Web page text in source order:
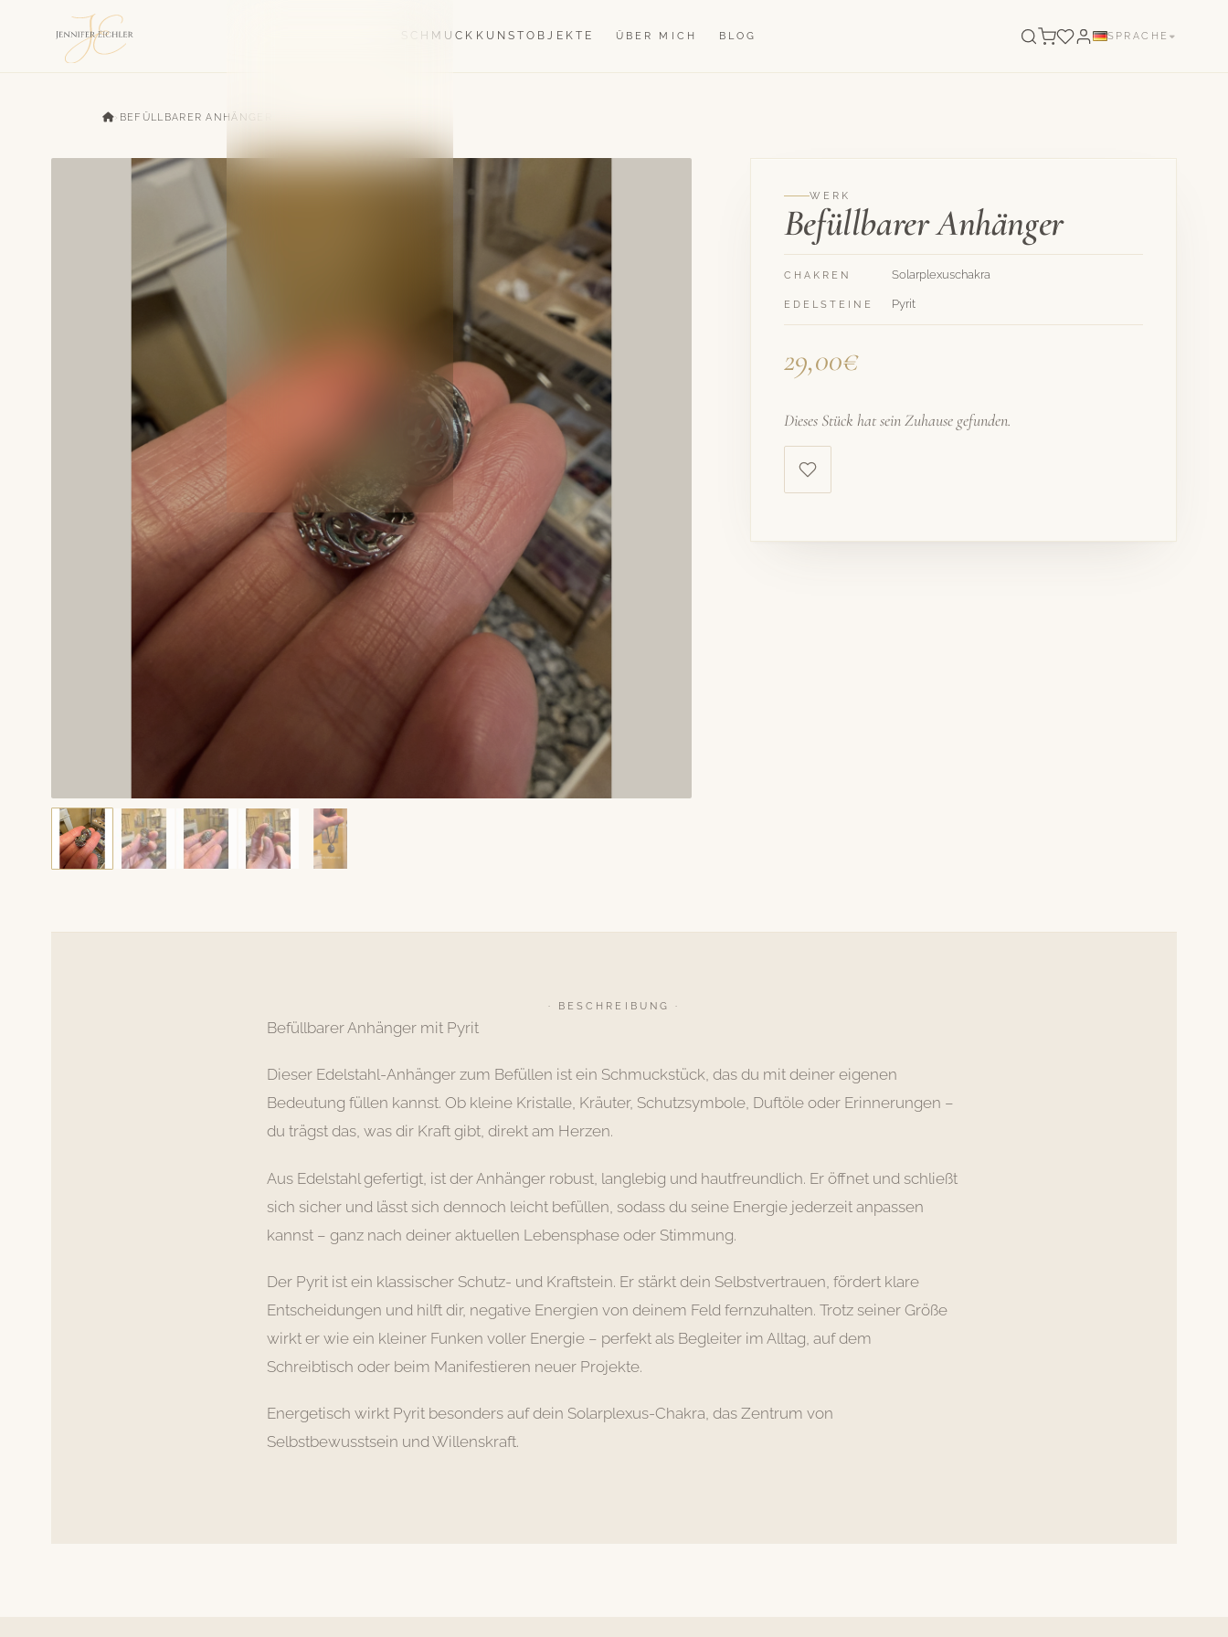
SCHMUCK KUNSTOBJEKTE ÜBER MICH BLOG SPRACHE
› BEFÜLLBARER ANHÄNGER
Hat sein Zuhause
gefunden
WERK
Befüllbarer Anhänger
CHAKREN Solarplexuschakra
EDELSTEINE Pyrit
29,00€
Dieses Stück hat sein Zuhause gefunden.
· BESCHREIBUNG ·
Befüllbarer Anhänger mit Pyrit
Dieser Edelstahl-Anhänger zum Befüllen ist ein Schmuckstück, das du mit deiner eigenen
Bedeutung füllen kannst. Ob kleine Kristalle, Kräuter, Schutzsymbole, Duftöle oder Erinnerungen –
du trägst das, was dir Kraft gibt, direkt am Herzen.
Aus Edelstahl gefertigt, ist der Anhänger robust, langlebig und hautfreundlich. Er öffnet und schließt
sich sicher und lässt sich dennoch leicht befüllen, sodass du seine Energie jederzeit anpassen
kannst – ganz nach deiner aktuellen Lebensphase oder Stimmung.
Der Pyrit ist ein klassischer Schutz- und Kraftstein. Er stärkt dein Selbstvertrauen, fördert klare
Entscheidungen und hilft dir, negative Energien von deinem Feld fernzuhalten. Trotz seiner Größe
wirkt er wie ein kleiner Funken voller Energie – perfekt als Begleiter im Alltag, auf dem
Schreibtisch oder beim Manifestieren neuer Projekte.
Energetisch wirkt Pyrit besonders auf dein Solarplexus-Chakra, das Zentrum von
Selbstbewusstsein und Willenskraft.